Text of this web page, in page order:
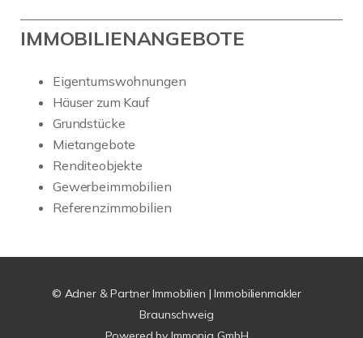
IMMOBILIENANGEBOTE
Eigentumswohnungen
Häuser zum Kauf
Grundstücke
Mietangebote
Renditeobjekte
Gewerbeimmobilien
Referenzimmobilien
© Adner & Partner Immobilien | Immobilienmakler
Braunschweig